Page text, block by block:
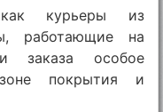
курьеры из
работающие на
заказа особое
покрытия и